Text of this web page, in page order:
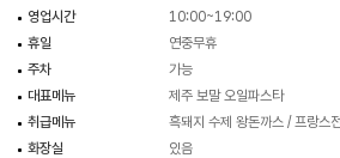
영업시간
10:00~19:00
휴일
연중무휴
주차
가능
대표메뉴
제주 보말 오일파스타
취급메뉴
흑돼지 수제 왕돈까스 / 프랑스
화장실
있음